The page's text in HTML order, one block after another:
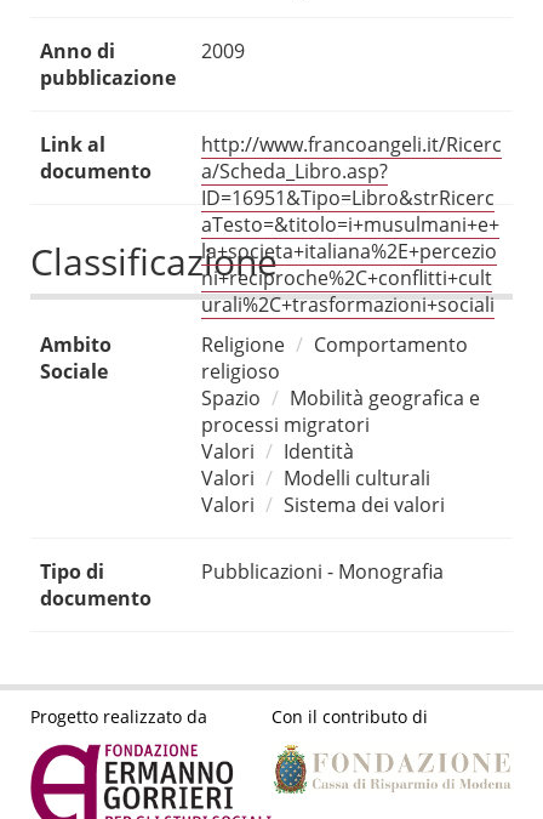
Anno di
pubblicazione
2009
Link al
documento
http://www.francoangeli.it/Ricerc
a/Scheda_Libro.asp?
ID=16951&Tipo=Libro&strRicerc
aTesto=&titolo=i+musulmani+e+
la+societa+italiana%2E+percezio
ni+reciproche%2C+conflitti+cult
urali%2C+trasformazioni+sociali
Classificazione
Ambito
Sociale
Religione
Comportamento
religioso
Spazio
Mobilità geografica e
processi migratori
Valori
Identità
Valori
Modelli culturali
Valori
Sistema dei valori
Tipo di
documento
Pubblicazioni - Monografia
Progetto realizzato da Con il contributo di